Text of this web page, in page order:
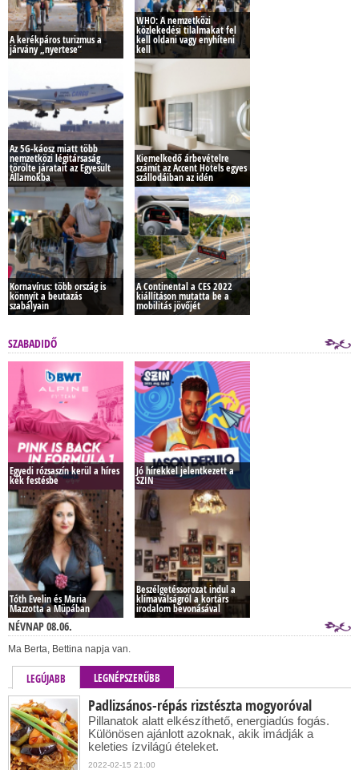
A kerékpáros turizmus a
járvány „nyertese”
WHO: A nemzetközi
közlekedési tilalmakat fel
kell oldani vagy enyhíteni
kell
Az 5G-káosz miatt több
nemzetközi légitársaság
törölte járatait az Egyesült
Államokba
Kiemelkedő árbevételre
számít az Accent Hotels egyes
szállodáiban az idén
Kornavírus: több ország is
könnyít a beutazás
szabályain
A Continental a CES 2022
kiállításon mutatta be a
mobilitás jövőjét
SZABADIDŐ
Egyedi rózsaszín kerül a híres
kék festésbe
Jó hírekkel jelentkezett a
SZIN
Tóth Evelin és Maria
Mazzotta a Müpában
Beszélgetéssorozat indul a
klímaválságról a kortárs
irodalom bevonásával
NÉVNAP 08.06.
Ma Berta, Bettina napja van.
LEGÚJABB LEGNÉPSZERŰBB
Padlizsános-répás rizstészta mogyoróval
Pillanatok alatt elkészíthető, energiadús fogás.
Különösen ajánlott azoknak, akik imádják a
keleties ízvilágú ételeket.
2022-02-15 21:00